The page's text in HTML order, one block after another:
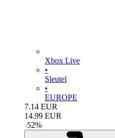
Xbox Live
•
Sleutel
•
EUROPE
7.14 EUR
14.99 EUR
-52%